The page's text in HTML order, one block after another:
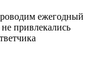
ежегодный
привлекались